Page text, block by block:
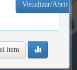
Visualizar/Abrir
ítem